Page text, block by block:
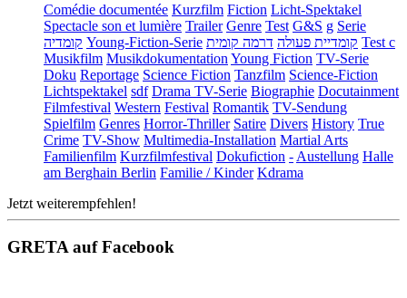
Comédie documentée Kurzfilm Fiction Licht-Spektakel
Spectacle son et lumière Trailer Genre Test G&S g Serie
קומדיה Young-Fiction-Serie קומדיית פעולה דרמה קומית
Test c
Musikfilm Musikdokumentation Young Fiction TV-Serie
Doku Reportage Science Fiction Tanzfilm Science-Fiction
Lichtspektakel sdf Drama TV-Serie Biographie Docutainment
Filmfestival Western Festival Romantik TV-Sendung
Spielfilm Genres Horror-Thriller Satire Divers History True
Crime TV-Show Multimedia-Installation Martial Arts
Familienfilm Kurzfilmfestival Dokufiction - Austellung Halle
am Berghain Berlin Familie / Kinder Kdrama
Jetzt weiterempfehlen!
GRETA auf Facebook